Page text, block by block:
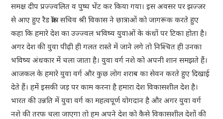
समक्ष दीप प्रज्ज्वलित व पुष्प भेंट कर किया गया। इस अवसर पर झज्जर
से आए हुए रैड क्राॅस सचिव श्री विकास ने छात्राओं को जागरूक करते हुए
कहा कि हमारे देश का उज्ज्वल भविष्य युवाओं के कंधों पर टिका होता है।
अगर देश की युवा पीढ़ी ही गलत रास्ते में जाने लगे तो निश्चित ही उनका
भविष्य अंधकार में चला जाता है। युवा वर्ग नशे को अपनी शान समझते हैं।
आजकल के हमारे युवा वर्ग और कुछ लोग शराब का सेवन करते हुए दिखाई
देते हैं। हमें इसकी जड़ पर काम करना है हमारा देश विकासशील देश है।
भारत की उन्नति में युवा वर्ग का महत्वपूर्ण योगदान है और अगर युवा वर्ग
नशे की तरफ चला जाएगा तो हम अपने देश को कैसे विकासशील देशों की